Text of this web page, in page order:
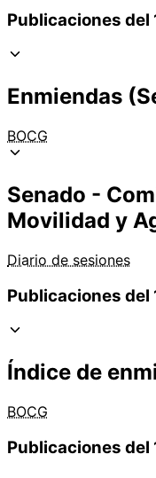
Publicaciones
Enmiendas
BOCG
Senado -
Movilidad y
Diario de sesiones
Publicaciones del
Índice de
BOCG
Publicaciones